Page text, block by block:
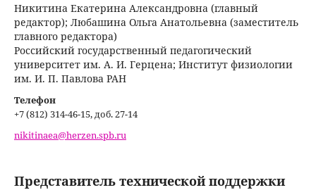
Никитина Екатерина Александровна (главный
редактор); Любашина Ольга Анатольевна (заместитель
главного редактора)
Российский государственный педагогический
университет им. А. И. Герцена; Институт физиологии
им. И. П. Павлова РАН
Телефон
+7 (812) 314-46-15, доб. 27-14
nikitinaea@herzen.spb.ru
Представитель технической поддержки